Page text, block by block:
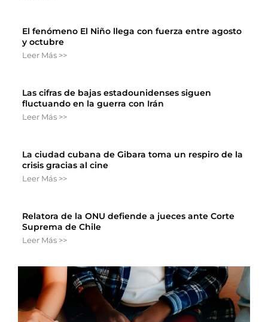
El fenómeno El Niño llega con fuerza entre agosto
y octubre
Leer Más >>
Las cifras de bajas estadounidenses siguen
fluctuando en la guerra con Irán
Leer Más >>
La ciudad cubana de Gibara toma un respiro de la
crisis gracias al cine
Leer Más >>
Relatora de la ONU defiende a jueces ante Corte
Suprema de Chile
Leer Más >>